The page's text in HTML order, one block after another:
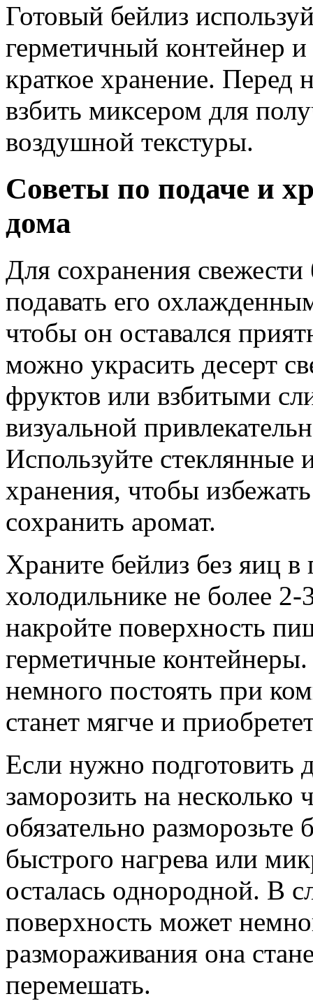
Готовый бейлиз
герметичный контейнер
краткое хранение. Перед
взбить миксером для
воздушной текстуры.
Советы по подаче и
дома
Для сохранения свежести
подавать его
чтобы он оставался
можно украсить десерт
фруктов или взбитыми
визуальной
Используйте стеклянные
хранения, чтобы
сохранить аромат.
Храните бейлиз без яиц в
холодильнике не более
накройте поверхность
герметичные
немного постоять при
станет мягче и
Если нужно подготовить
заморозить на несколько
обязательно разморозьте
быстрого нагрева или
осталась однородной. В
поверхность может
размораживания она
перемешать.